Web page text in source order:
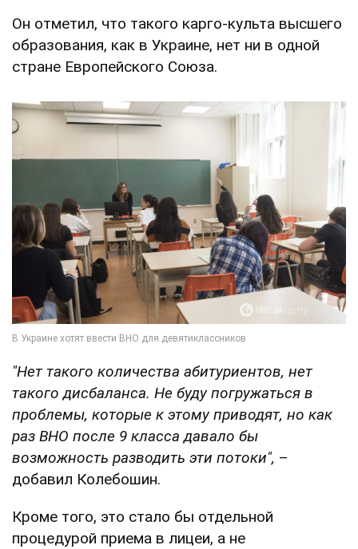
Он отметил, что такого карго-культа высшего
образования, как в Украине, нет ни в одной
стране Европейского Союза.
"Нет такого количества абитуриентов, нет
такого дисбаланса. Не буду погружаться в
проблемы, которые к этому приводят, но как
раз ВНО после 9 класса давало бы
возможность разводить эти потоки", –
добавил Колебошин.
Кроме того, это стало бы отдельной
процедурой приема в лицеи, а не